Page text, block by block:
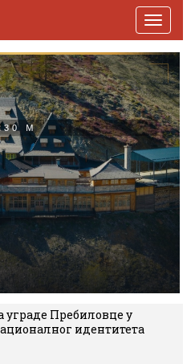
уграде Пребиловце у
идентитета